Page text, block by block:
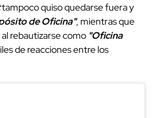
tampoco quiso quedarse fuera y
de Oficina", mientras que
rebautizarse como "Oficina
de reacciones entre los